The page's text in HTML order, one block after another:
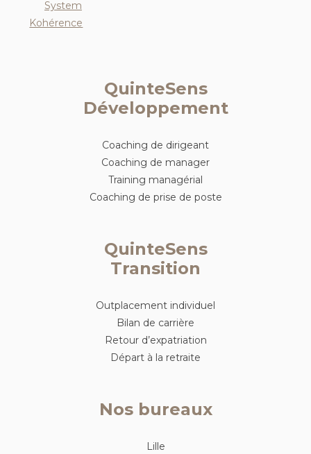
System
Kohérence
QuinteSens
Développement
Coaching de dirigeant
Coaching de manager
Training managérial
Coaching de prise de poste
QuinteSens
Transition
Outplacement individuel
Bilan de carrière
Retour d’expatriation
Départ à la retraite
Nos bureaux
Lille